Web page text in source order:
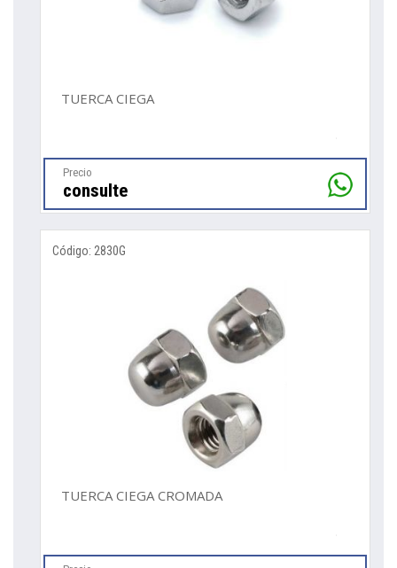
TUERCA CIEGA
Precio
consulte
Código: 2830G
TUERCA CIEGA CROMADA